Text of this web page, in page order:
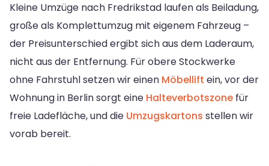
Kleine Umzüge nach Fredrikstad laufen als Beiladung,
große als Komplettumzug mit eigenem Fahrzeug –
der Preisunterschied ergibt sich aus dem Laderaum,
nicht aus der Entfernung. Für obere Stockwerke
ohne Fahrstuhl setzen wir einen Möbellift ein, vor der
Wohnung in Berlin sorgt eine Halteverbotszone für
freie Ladefläche, und die Umzugskartons stellen wir
vorab bereit.